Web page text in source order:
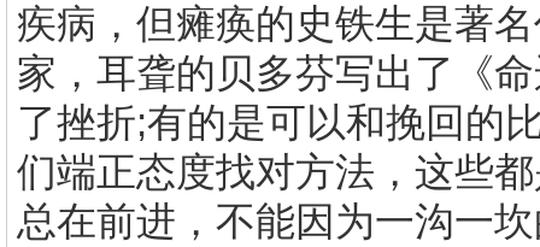
疾病，但瘫痪的史铁生是著
家，耳聋的贝多芬写出了《
了挫折;有的是可以和挽回的
们端正态度找对方法，这些
总在前进，不能因为一沟一